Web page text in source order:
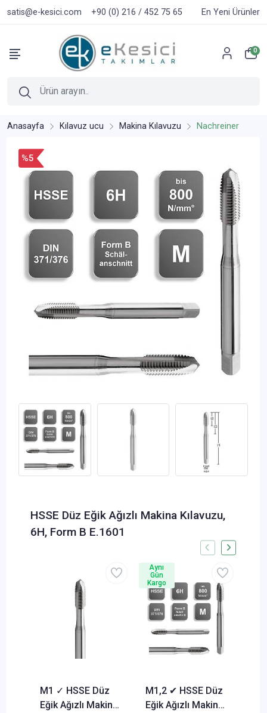
satis@e-kesici.com +90 (0) 216 / 452 75 65 En Yeni Ürünler
0
Anasayfa Kılavuz ucu Makina Kılavuzu Nachreiner
%5
HSSE Düz Eğik Ağızlı Makina Kılavuzu,
6H, Form B E.1601
M1 ✓ HSSE Düz
Eğik Ağızlı Makina
M1,2 ✔ HSSE Düz
Eğik Ağızlı Makina
Aynı
Gün
Kargo